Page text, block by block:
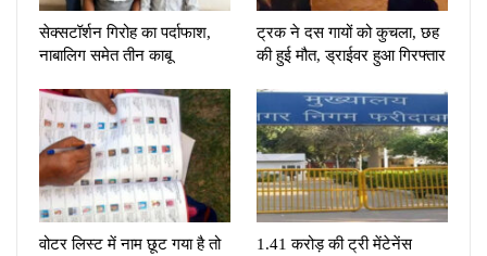
सेक्सटॉर्शन गिरोह का पर्दाफाश,
नाबालिग समेत तीन काबू
ट्रक ने दस गायों को कुचला, छह
की हुई मौत, ड्राईवर हुआ गिरफ्तार
वोटर लिस्ट में नाम छूट गया है तो 1.41 करोड़ की ट्री मेंटेनेंस